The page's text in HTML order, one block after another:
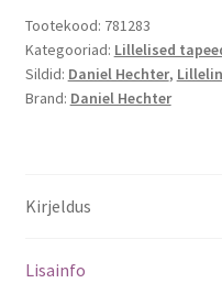
Tootekood: 781283
Kategooriad: Lillelised
Sildid: Daniel Hechter,
Brand: Daniel Hechter
Kirjeldus
Lisainfo